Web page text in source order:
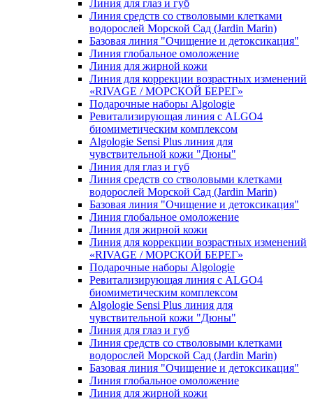
Линия для глаз и губ
Линия средств со стволовыми клетками
водорослей Морской Сад (Jardin Marin)
Базовая линия "Очищение и детоксикация"
Линия глобальное омоложение
Линия для жирной кожи
Линия для коррекции возрастных изменений
«RIVAGE / МОРСКОЙ БЕРЕГ»
Подарочные наборы Algologie
Ревитализирующая линия с ALGO4
биомиметическим комплексом
Algologie Sensi Plus линия для
чувcтвительной кожи "Дюны"
Линия для глаз и губ
Линия средств со стволовыми клетками
водорослей Морской Сад (Jardin Marin)
Базовая линия "Очищение и детоксикация"
Линия глобальное омоложение
Линия для жирной кожи
Линия для коррекции возрастных изменений
«RIVAGE / МОРСКОЙ БЕРЕГ»
Подарочные наборы Algologie
Ревитализирующая линия с ALGO4
биомиметическим комплексом
Algologie Sensi Plus линия для
чувcтвительной кожи "Дюны"
Линия для глаз и губ
Линия средств со стволовыми клетками
водорослей Морской Сад (Jardin Marin)
Базовая линия "Очищение и детоксикация"
Линия глобальное омоложение
Линия для жирной кожи